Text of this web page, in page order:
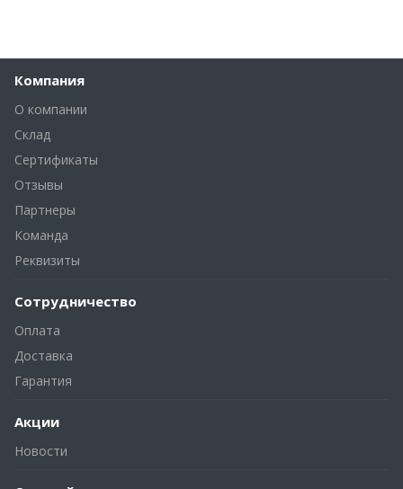
Компания
О компании
Склад
Сертификаты
Отзывы
Партнеры
Команда
Реквизиты
Сотрудничество
Оплата
Доставка
Гарантия
Акции
Новости